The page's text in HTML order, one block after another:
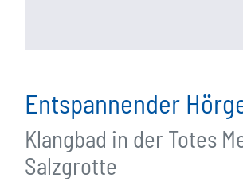
Entspannender
Klangbad in der Totes
Salzgrotte